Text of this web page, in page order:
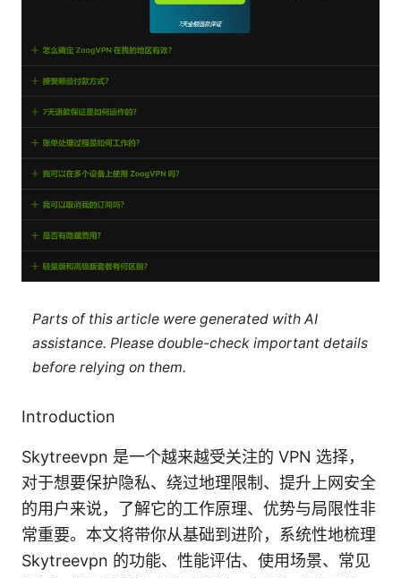
Parts of this article were generated with AI
assistance. Please double-check important details
before relying on them.
Introduction
Skytreevpn 是一个越来越受关注的 VPN 选择，
对于想要保护隐私、绕过地理限制、提升上网安全
的用户来说，了解它的工作原理、优势与局限性非
常重要。本文将带你从基础到进阶，系统性地梳理
Skytreevpn 的功能、性能评估、使用场景、常见